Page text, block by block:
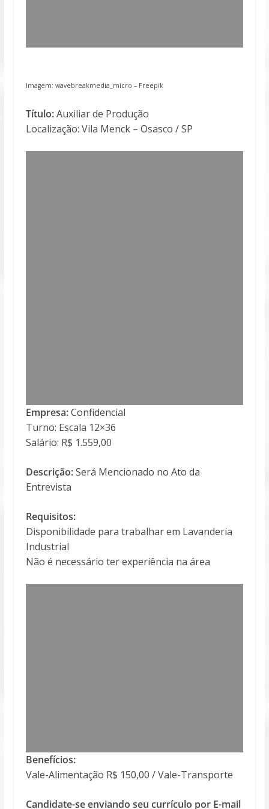
Imagem: wavebreakmedia_micro – Freepik
Título:Auxiliar de Produção
Localização: Vila Menck – Osasco / SP
Empresa:Confidencial
Turno: Escala 12×36
Salário: R$ 1.559,00
Descrição:Será Mencionado no Ato da
Entrevista
Requisitos:
Disponibilidade para trabalhar em Lavanderia
Industrial
Não é necessário ter experiência na área
Benefícios:
Vale-Alimentação R$ 150,00 / Vale-Transporte
Candidate-se enviando seu currículo por E-mail